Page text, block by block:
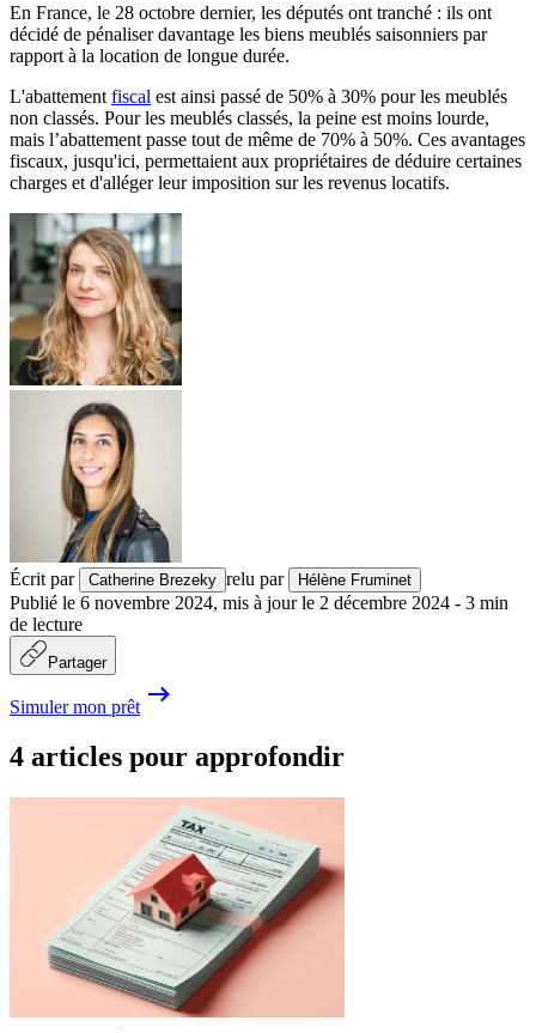
En France, le 28 octobre dernier, les députés ont tranché : ils ont
décidé de pénaliser davantage les biens meublés saisonniers par
rapport à la location de longue durée.
L'abattement fiscal est ainsi passé de 50% à 30% pour les meublés
non classés. Pour les meublés classés, la peine est moins lourde,
mais l’abattement passe tout de même de 70% à 50%. Ces avantages
fiscaux, jusqu'ici, permettaient aux propriétaires de déduire certaines
charges et d'alléger leur imposition sur les revenus locatifs.
Écrit par Catherine Brezeky relu par Hélène Fruminet
Publié le 6 novembre 2024, mis à jour le 2 décembre 2024 - 3 min
de lecture
Partager
Simuler mon prêt
4 articles pour approfondir